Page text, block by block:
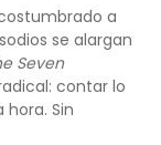
a
se alargan
Seven
contar lo
hora. Sin